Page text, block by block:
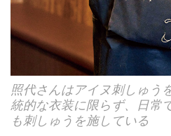
照代さんはアイヌ刺しゅう
統的な衣装に限らず、日常
も刺しゅうを施している